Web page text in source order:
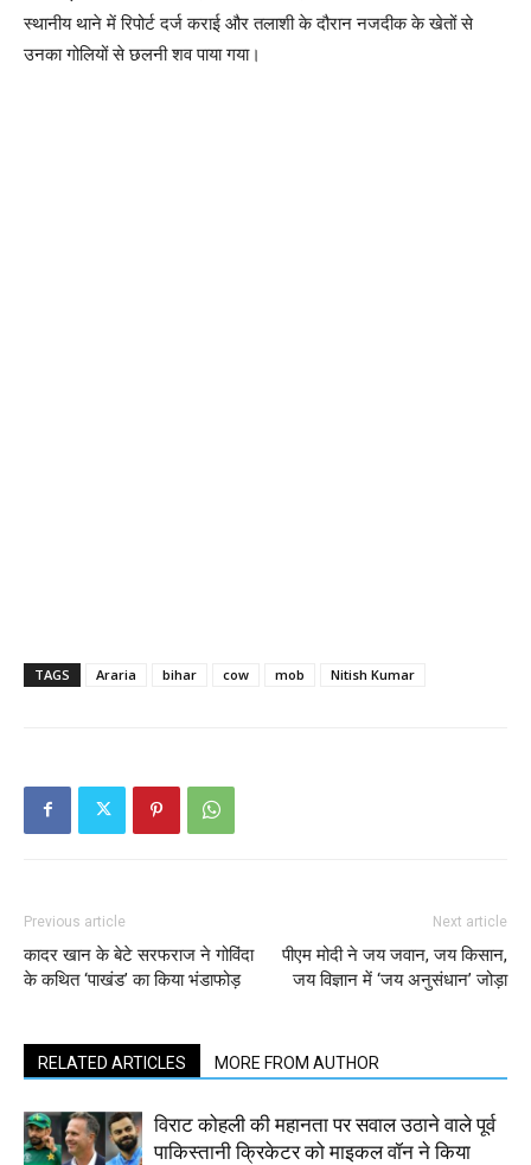
स्थानीय थाने में रिपोर्ट दर्ज कराई और तलाशी के दौरान नजदीक के खेतों से
उनका गोलियों से छलनी शव पाया गया।
TAGS Araria bihar cow mob Nitish Kumar
Previous article
कादर खान के बेटे सरफराज ने गोविंदा
के कथित ‘पाखंड’ का किया भंडाफोड़
Next article
पीएम मोदी ने जय जवान, जय किसान,
जय विज्ञान में ‘जय अनुसंधान’ जोड़ा
RELATED ARTICLES MORE FROM AUTHOR
विराट कोहली की महानता पर सवाल उठाने वाले पूर्व
पाकिस्तानी क्रिकेटर को माइकल वॉन ने किया